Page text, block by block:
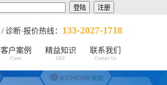
/ 诊断·报价热线： 133-2027-1718
客户案例
Cases
精益知识
LKS
联系我们
Contact Us